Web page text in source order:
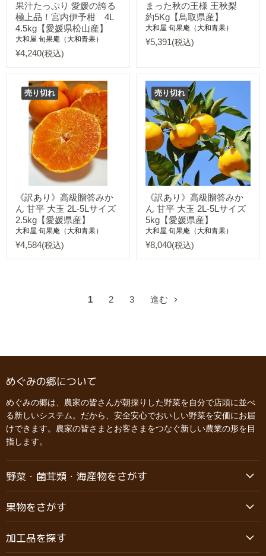
果汁たっぷり 愛媛の誇る
極上品！宮内伊予柑 4L
4.5kg【愛媛県松山産】
大和屋 旬果庵（大和青果）
¥4,240(税込)
まった秋の王様 王秋梨
約5Kg【鳥取県産】
大和屋 旬果庵（大和青果）
¥5,391(税込)
売り切れ
《訳あり》高級贈答みか
ん 甘平 大玉 2L-5Lサイズ
2.5kg【愛媛県産】
大和屋 旬果庵（大和青果）
¥4,584(税込)
売り切れ
《訳あり》高級贈答みか
ん 甘平 大玉 2L-5Lサイズ
5kg【愛媛県産】
大和屋 旬果庵（大和青果）
¥8,040(税込)
1 2 3 進む
めぐみの郷について
めぐみの郷は、農家の皆さんが朝採りした野菜を自分で店頭に並べ
る新しいシステム。だから、安全安心でおいしい野菜を安価にお届
けできます。農家の皆さまとお客さまをつなぐ新しい農業の形を目
指します。
野菜・菌茸類・海産物をさがす
果物をさがす
加工品を探す